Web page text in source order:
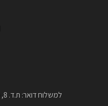
Address: למשלוח דואר: ת.ד. 8, משמר השבעה, 5029700